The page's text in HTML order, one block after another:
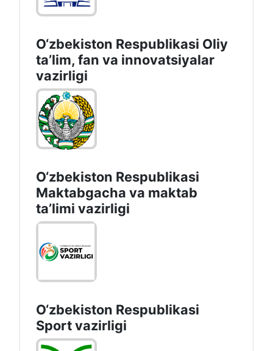
O‘zbekiston Respublikasi Oliy
taʼlim, fan va innovatsiyalar
vazirligi
O‘zbekiston Respublikasi
Maktabgacha va maktab
taʼlimi vazirligi
O‘zbekiston Respublikasi
Sport vazirligi